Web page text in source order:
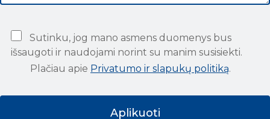
Sutinku, jog mano asmens duomenys bus
išsaugoti ir naudojami norint su manim susisiekti.
Plačiau apie Privatumo ir slapukų politiką.